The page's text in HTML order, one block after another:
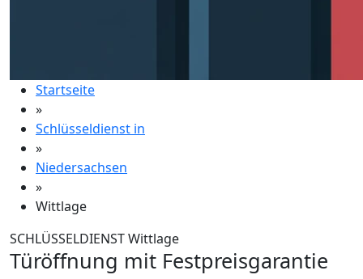
Startseite
»
Schlüsseldienst in
»
Niedersachsen
»
Wittlage
SCHLÜSSELDIENST Wittlage
Türöffnung mit Festpreisgarantie